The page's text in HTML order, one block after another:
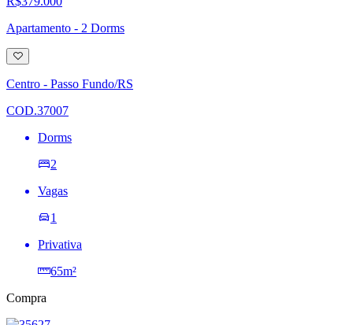
Apartamento - 2 Dorms
Adicionar
à
lista
de
Centro - Passo Fundo/RS
COD.37007
Dorms
2
Vagas
1
Privativa
65m²
Compra